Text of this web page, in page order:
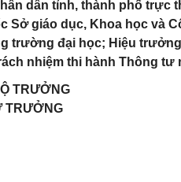
dân tỉnh, thành phố trực
Sở giáo dục, Khoa học và
trường đại học; Hiệu
nhiệm thi hành Thông tư
TRƯỞNG
TRƯỞNG